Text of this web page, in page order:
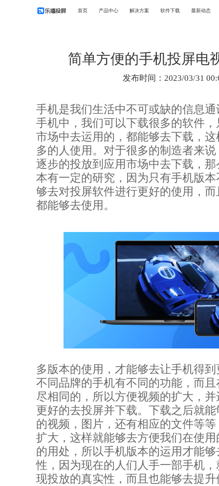
首页 产品中心 解决方案 软件下载 最新动态
简单方便的手机投屏电
发布时间：2023/03/31
手机是我们生活中不可或缺的信息
手机中，我们可以下载很多的软件
市场中去运用的，都能够去下载，
多的人使用。对于很多的制造者来
逐步的投放到应用市场中去下载，
本有一定的研究，因为只有手机版
够去对投屏软件进行更好的使用，
都能够去使用。
多版本的使用，才能够去让手机得
不同品牌的手机有不同的功能，而
尽相同的，所以方便视频的扩大，
更好的去投屏并下载。下载之后就
的视频，图片，还有相应的文件等
扩大，这样就能够去方便我们在使
的用处，所以手机版本的运用才能
性，因为现在的人们人手一部手机
现投放的真实性，而且也能够去提